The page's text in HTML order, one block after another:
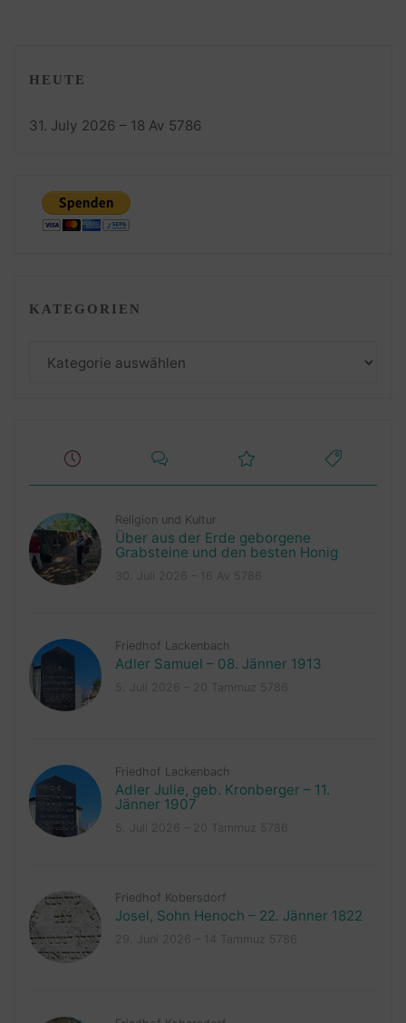
HEUTE
31. July 2026 – 18 Av 5786
KATEGORIEN
Religion und Kultur
Über aus der Erde geborgene
Grabsteine und den besten Honig
Friedhof Lackenbach
Adler Samuel – 08. Jänner 1913
Friedhof Lackenbach
Adler Julie, geb. Kronberger – 11.
Jänner 1907
Friedhof Kobersdorf
Josel, Sohn Henoch – 22. Jänner 1822